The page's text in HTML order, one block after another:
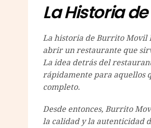
La Historia
La historia de Burrito Movil
abrir un restaurante que
La idea detrás del
rápidamente para aquellos
completo.
Desde entonces, Burrito
la calidad y la autenticidad